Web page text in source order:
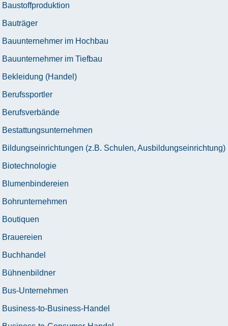
Baustoffproduktion
Bauträger
Bauunternehmer im Hochbau
Bauunternehmer im Tiefbau
Bekleidung (Handel)
Berufssportler
Berufsverbände
Bestattungsunternehmen
Bildungseinrichtungen (z.B. Schulen, Ausbildungseinrichtung)
Biotechnologie
Blumenbindereien
Bohrunternehmen
Boutiquen
Brauereien
Buchhandel
Bühnenbildner
Bus-Unternehmen
Business-to-Business-Handel